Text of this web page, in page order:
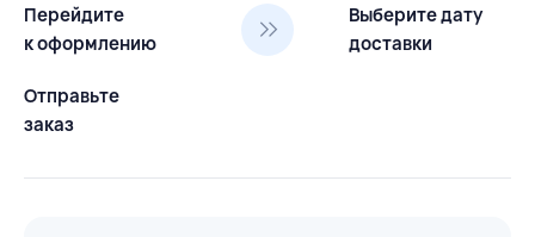
Перейдите
к оформлению
Выберите дату
доставки
Отправьте
заказ